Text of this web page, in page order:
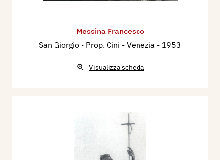
Messina Francesco
San Giorgio - Prop. Cini - Venezia - 1953
Visualizza scheda